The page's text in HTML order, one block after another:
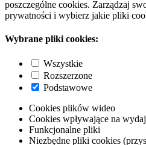
poszczególne cookies. Zarządzaj
prywatności i wybierz jakie pliki
Wybrane pliki cookies:
Wszystkie
Rozszerzone
Podstawowe
Cookies plików wideo
Cookies wpływające na
Funkcjonalne pliki
Niezbędne pliki cookies